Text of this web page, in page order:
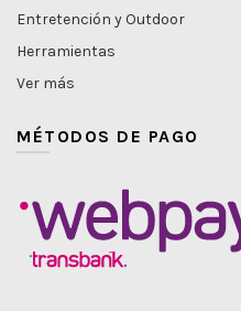
Entretención y Outdoor
Herramientas
Ver más
MÉTODOS DE PAGO